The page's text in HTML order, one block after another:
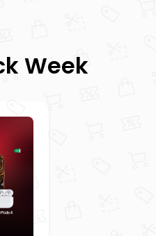
Week